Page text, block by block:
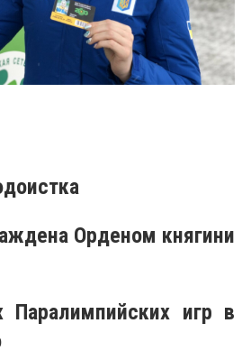
Орденом княгини
Паралимпийских игр в